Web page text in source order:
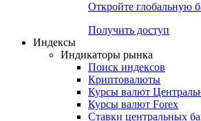
Календарь инвестора
Попробуйте7-дневный
Откройте глобальную
Получить доступ
Индикаторы рынка
Поиск индексов